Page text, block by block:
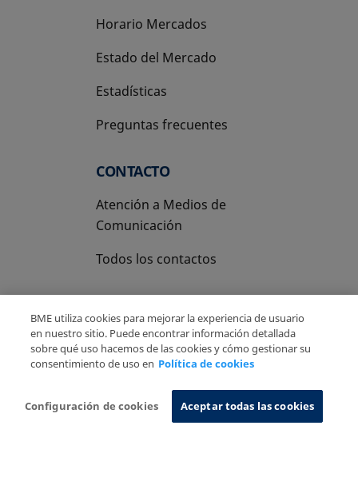
Horario Mercados
Estado del Mercado
Estadísticas
Preguntas frecuentes
CONTACTO
Atención a Medios de
Comunicación
Todos los contactos
Copyright Ⓒ BME 2026
Aviso Legal
Sistema de Información
BME utiliza cookies para mejorar la experiencia de usuario
en nuestro sitio. Puede encontrar información detallada
sobre qué uso hacemos de las cookies y cómo gestionar su
consentimiento de uso en Política de cookies
Configuración de cookies Aceptar todas las cookies